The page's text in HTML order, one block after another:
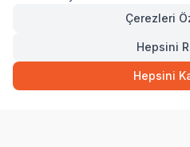
344,00TL
Sıkça
Ovacık Mah. Hacıoğlu Sok. No:13
Müşteri Destek Hattı
Çerezleri
Hepsini
Hepsini